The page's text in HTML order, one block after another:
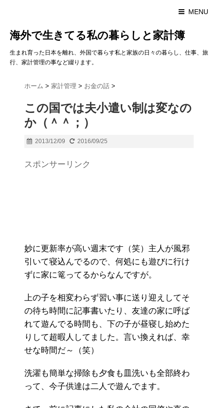
MENU
海外で生きてる私の暮らしと家計簿
生まれ育った日本を離れ、外国で暮らす私と家族の日々の暮らし、仕事、旅
行、家計管理の事など綴ります。
ホーム > 家計管理 > お金の話 >
この国では夫小遣い制は変なの
か（＾＾；）
2013/12/09 2016/09/25
スポンサーリンク
妙に更新率が高い週末です（笑）主人が風邪
引いて寝込んでるので、何処にも遊びに行け
ずに家に篭ってるからなんですが。
上の子を相変わらず習い事に送り迎えしてそ
の待ち時間に記事書いたり、友達の家に呼ば
れて遊んでる時間も、下の子が昼寝し始めた
りして超暇人してました。言い換えれば、幸
せな時間だ～（笑）
洗濯も簡単な掃除も夕食も皿洗いも全部終わ
って、今子供達は二人で遊んでます。